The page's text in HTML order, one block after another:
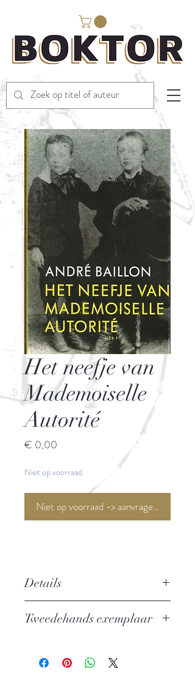
Het neefje van
Mademoiselle
Autorité
€ 0,00
Niet op voorraad
Niet op voorraad -> aanvragen <-
Details
Uitgever: Nijgh & Van Ditmar
Vertaling: Frans Denissen en Hilde
Tweedehands exemplaar